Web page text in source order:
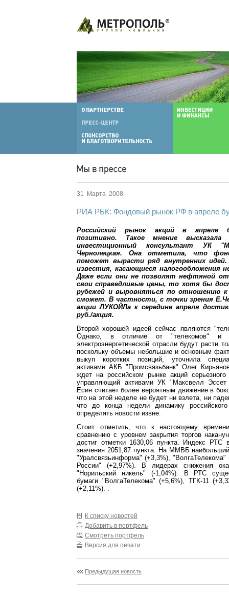
31 Марта 2008
РИА РБК: Фондовый рынок РФ в апреле
Российский рынок акций в апреле
позитивно. Такое мнение
инвестиционный консультант УК
Чернолецкая. Она отметила, что
поможет вырасти ряд внутренних
известия, касающиеся налогообложения
Даже если они не позволят нефтяной
свои справедливые цены, то хотя бы
рубежей и выровняться по отношению
сможет. В частности, с точки зрения
акции ЛУКОЙЛа к середине апреля
руб./акция.
Второй хорошей идеей сейчас являются
Однако, в отличие от "телекомов" и
электроэнергетической отрасли будут расти
поскольку объемы небольшие и основным
выкуп коротких позиций, уточнила
активами АКБ "Промсвязьбанк" Олег
ждет на российском рынке акций
управляющий активами УК "Максвелл
Есин считает более вероятным движение в
что на этой неделе не будет ни взлета, ни
что до конца недели динамику
определять новости извне.
Стоит отметить, что к настоящему
сравнению с уровнем закрытия торгов
достиг отметки 1630,06 пункта. Индекс
значения 2051,87 пункта. На ММВБ
"Уралсвязьинформа" (+3,3%),
России" (+2,97%). В лидерах снижения
"Норильский никель" (-1,04%). В РТС
бумаги "ВолгаТелекома" (+5,6%), ТГК-11
(+2,11%). .
К списку новостей
Добавить в портфель
Смотреть портфель
Версия для печати
Предыдущая новость